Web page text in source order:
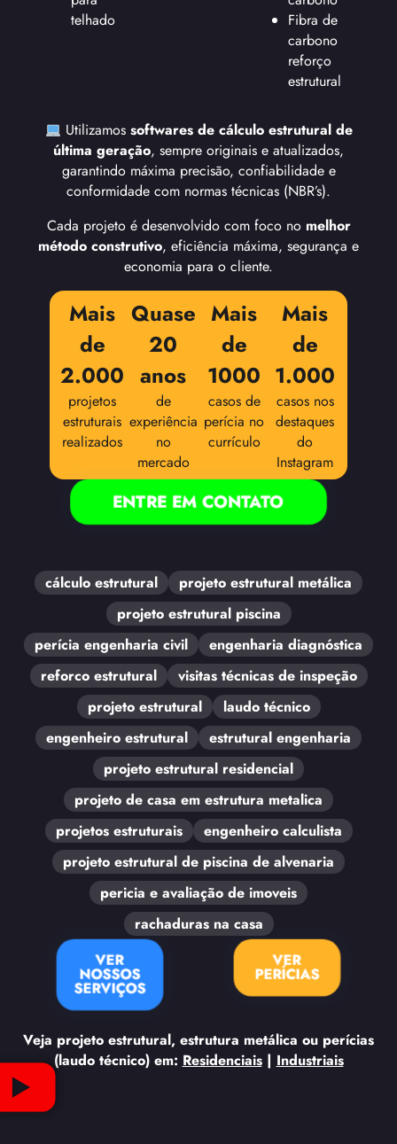
telhado
Fibra de
carbono
reforço
estrutural
Utilizamos softwares de cálculo estrutural de
última geração, sempre originais e atualizados,
garantindo máxima precisão, confiabilidade e
conformidade com normas técnicas (NBR’s).
Cada projeto é desenvolvido com foco no melhor
método construtivo, eficiência máxima, segurança e
economia para o cliente.
Mais
de
2.000
projetos
estruturais
realizados
Quase
20
anos
de
experiência
no
mercado
Mais
de
1000
casos de
perícia no
currículo
Mais
de
1.000
casos nos
destaques
do
Instagram
ENTRE EM CONTATO
cálculo estrutural
projeto estrutural metálica
projeto estrutural piscina
perícia engenharia civil
engenharia diagnóstica
reforco estrutural
visitas técnicas de inspeção
projeto estrutural
laudo técnico
engenheiro estrutural
estrutural engenharia
projeto estrutural residencial
projeto de casa em estrutura metalica
projetos estruturais
engenheiro calculista
projeto estrutural de piscina de alvenaria
pericia e avaliação de imoveis
rachaduras na casa
VER
NOSSOS
SERVIÇOS
VER
PERÍCIAS
Veja projeto estrutural, estrutura metálica ou perícias
(laudo técnico) em: Residenciais| Industriais